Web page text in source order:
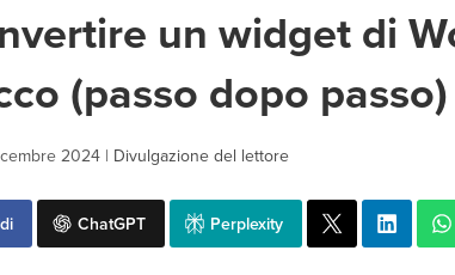
un widget di
(passo dopo passo)
2024 | Divulgazione del lettore
ChatGPT Perplexity